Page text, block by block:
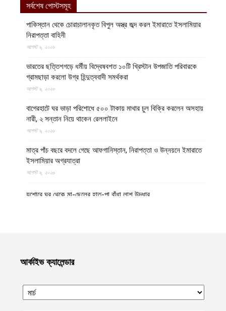
সর্বশেষ পোস্টসমূহ
পাকিস্তান থেকে চোরাচালানকৃত বিপুল অস্ত্র জব্দ করল ইমারাতে ইসলামিয়ার
নিরাপত্তা বাহিনী
আগস্ট ৯, ২০২৬
ভারতের ছত্তিশগড়ে ধর্মীয় বিদ্বেষবশত ১০টি খ্রিস্টান উপজাতি পরিবারকে
গ্রামছাড়া করলো উগ্র হিন্দুত্ববাদী সমর্থকরা
আগস্ট ৯, ২০২৬
বাগেরহাটে ঘর ভাড়া পরিশোধে ৫০০ টাকায় মাথার চুল বিক্রি করলেন অসহায়
নারী, ২ সন্তান নিয়ে থাকেন রেললাইনে
আগস্ট ৯, ২০২৬
মাত্র পাঁচ বছরে বদলে গেছে আফগানিস্তান, নিরাপত্তা ও উন্নয়নে ইমারাতে
ইসলামিয়ার অগ্রযাত্রা
আগস্ট ৯, ২০২৬
যশোরে ঘর থেকে মা-ছেলের হাত-পা বাঁধা লাশ উদ্ধার
গাজায় বর্বর ইসরায়েলি হামলায় ধ্বংসপ্রাপ্ত ভবন থেকে ১৯ লাশ উদ্ধার,
আগস্ট ৯, ২০২৬
আর্কাইভ ক্যালেন্ডার